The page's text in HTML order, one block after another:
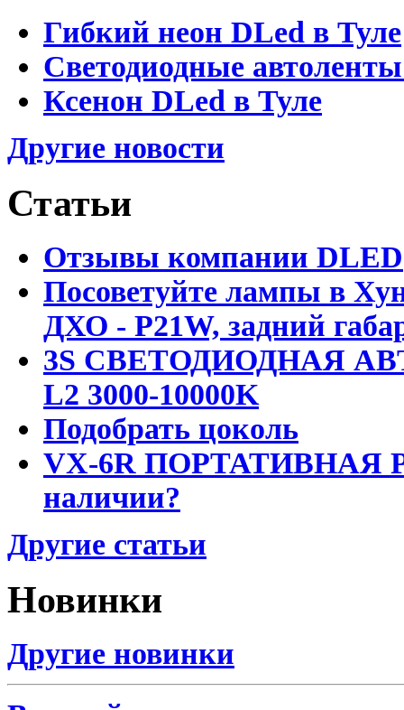
Гибкий неон DLed в Туле
Светодиодные
Ксенон DLed в Туле
Другие новости
Статьи
Отзывы компании DLED
Посоветуйте лампы в
ДХО - P21W, задний
3S СВЕТОДИОДНАЯ
L2 3000-10000K
Подобрать цоколь
VX-6R ПОРТАТИВНАЯ
наличии?
Другие статьи
Новинки
Другие новинки